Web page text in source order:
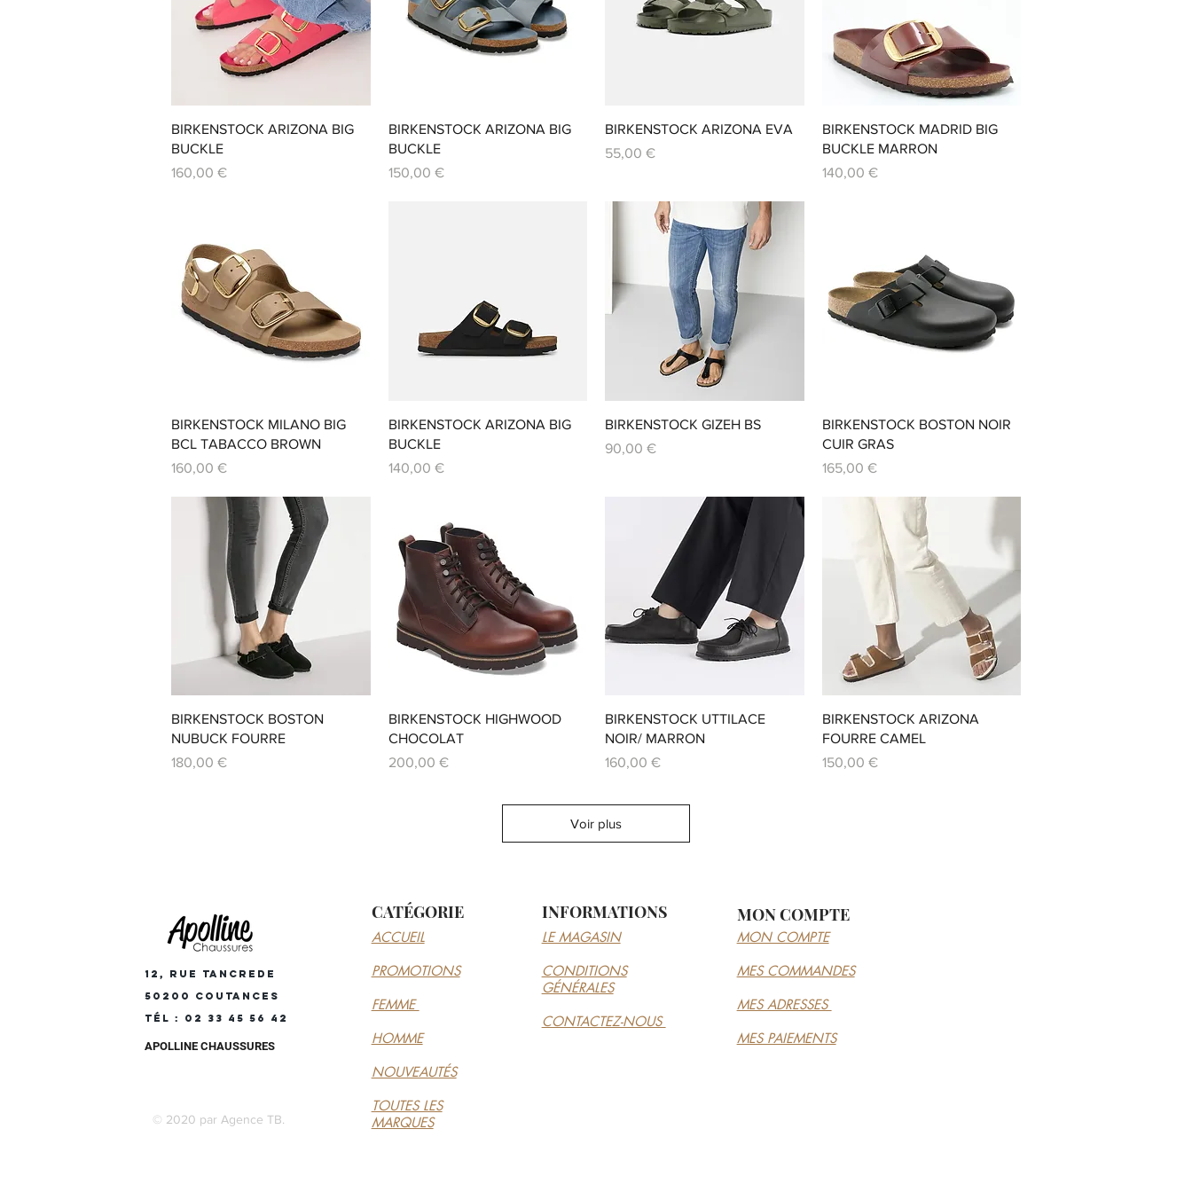
Aperçu rapide
BIRKENSTOCK ARIZONA BIG
BUCKLE
Prix
160,00 €
Aperçu rapide
BIRKENSTOCK ARIZONA BIG
BUCKLE
Prix
150,00 €
Aperçu rapide
BIRKENSTOCK ARIZONA EVA
Prix
55,00 €
Aperçu rapide
BIRKENSTOCK MADRID BIG
BUCKLE MARRON
Prix
140,00 €
Aperçu rapide
BIRKENSTOCK MILANO BIG
BCL TABACCO BROWN
Prix
160,00 €
Aperçu rapide
BIRKENSTOCK ARIZONA BIG
BUCKLE
Prix
140,00 €
Aperçu rapide
BIRKENSTOCK GIZEH BS
Prix
90,00 €
Aperçu rapide
BIRKENSTOCK BOSTON NOIR
CUIR GRAS
Prix
165,00 €
Aperçu rapide
BIRKENSTOCK BOSTON
NUBUCK FOURRE
Prix
180,00 €
Aperçu rapide
BIRKENSTOCK HIGHWOOD
CHOCOLAT
Prix
200,00 €
Aperçu rapide
BIRKENSTOCK UTTILACE
NOIR/ MARRON
Prix
160,00 €
Aperçu rapide
BIRKENSTOCK ARIZONA
FOURRE CAMEL
Prix
150,00 €
Voir plus
© 2020 par Agence TB.
12, RUE TANCREDE
50200 COUTANCES
Tél : 02 33 45 56 42
APOLLINE CHAUSSURES
CATÉGORIE INFORMATIONS MON COMPTE
ACCUEIL
PROMOTIONS
FEMME
HOMME
NOUVEAUTÉS
TOUTES LES
MARQUES
LE MAGASIN
CONDITIONS
GÉNÉRALES
CONTACTEZ-NOUS
MON COMPTE
MES COMMANDES
MES ADRESSES
MES PAIEMENTS